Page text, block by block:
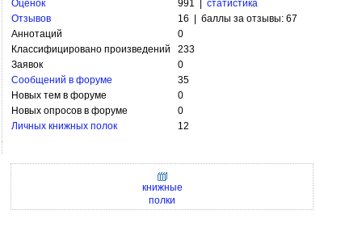
Оценок
991 | статистика
Отзывов
16 | баллы за отзывы: 67
Аннотаций
0
Классифицировано произведений
233
Заявок
0
Сообщений в форуме
35
Новых тем в форуме
0
Новых опросов в форуме
0
Личных книжных полок
12
книжные
полки